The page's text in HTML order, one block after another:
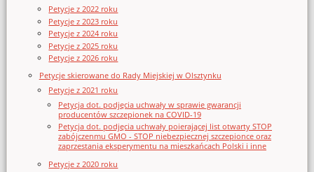
Petycje z 2022 roku
Petycje z 2023 roku
Petycje z 2024 roku
Petycje z 2025 roku
Petycje z 2026 roku
Petycje skierowane do Rady Miejskiej w Olsztynku
Petycje z 2021 roku
Petycja dot. podjęcia uchwały w sprawie gwarancji
producentów szczepionek na COVID-19
Petycja dot. podjęcia uchwały poierającej list otwarty STOP
zabójczenmu GMO - STOP niebezpiecznej szczepionce oraz
zaprzestania eksperymentu na mieszkańcach Polski i inne
Petycje z 2020 roku